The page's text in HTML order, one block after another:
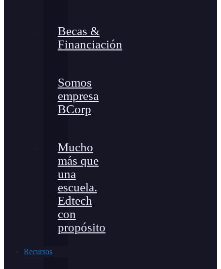
Becas &
Financiación
Somos
empresa
BCorp
Mucho
más que
una
escuela.
Edtech
con
propósito
Recursos